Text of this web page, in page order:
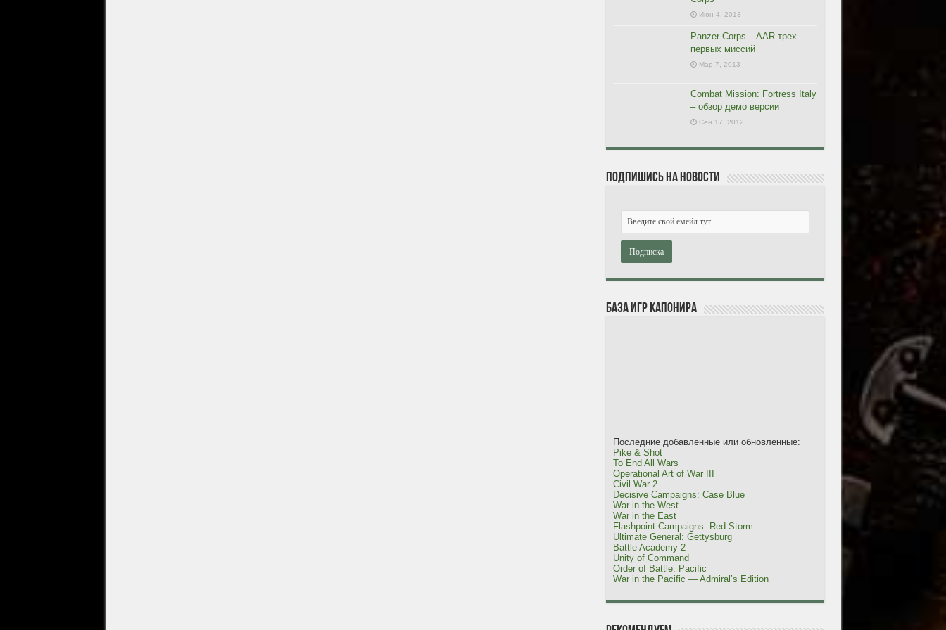
Июн 4, 2013
Panzer Corps – AAR трех
первых миссий
Мар 7, 2013
Combat Mission: Fortress Italy
– обзор демо версии
Сен 17, 2012
Подпишись на новости
База игр Капонира
Последние добавленные или обновленные:
Pike & Shot
To End All Wars
Operational Art of War III
Civil War 2
Decisive Campaigns: Case Blue
War in the West
War in the East
Flashpoint Campaigns: Red Storm
Ultimate General: Gettysburg
Battle Academy 2
Unity of Command
Order of Battle: Pacific
War in the Pacific — Admiral’s Edition